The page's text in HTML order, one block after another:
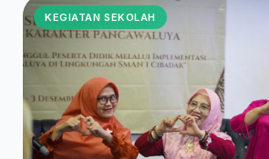
KEGIATAN SEKOLAH